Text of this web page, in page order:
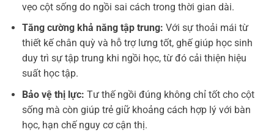
vẹo cột sống do ngồi sai cách trong thời gian dài.
Tăng cường khả năng tập trung: Với sự thoải mái từ
thiết kế chân quỳ và hỗ trợ lưng tốt, ghế giúp học sinh
duy trì sự tập trung khi ngồi học, từ đó cải thiện hiệu
suất học tập.
Bảo vệ thị lực: Tư thế ngồi đúng không chỉ tốt cho cột
sống mà còn giúp trẻ giữ khoảng cách hợp lý với bàn
học, hạn chế nguy cơ cận thị.